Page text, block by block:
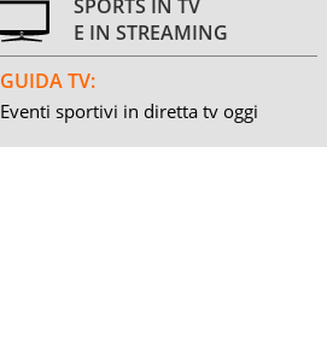
SPORTS IN TV
E IN STREAMING
GUIDA TV:
Eventi sportivi in diretta tv oggi